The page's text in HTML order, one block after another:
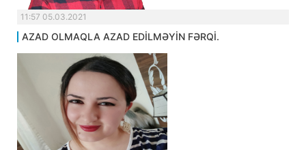
11:57 05.03.2021
AZAD OLMAQLA AZAD EDİLMƏYİN FƏRQİ.